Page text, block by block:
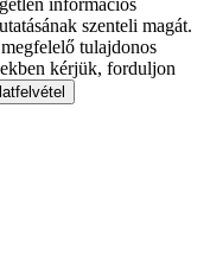
információs
szenteli magát.
tulajdonos
kérjük, forduljon